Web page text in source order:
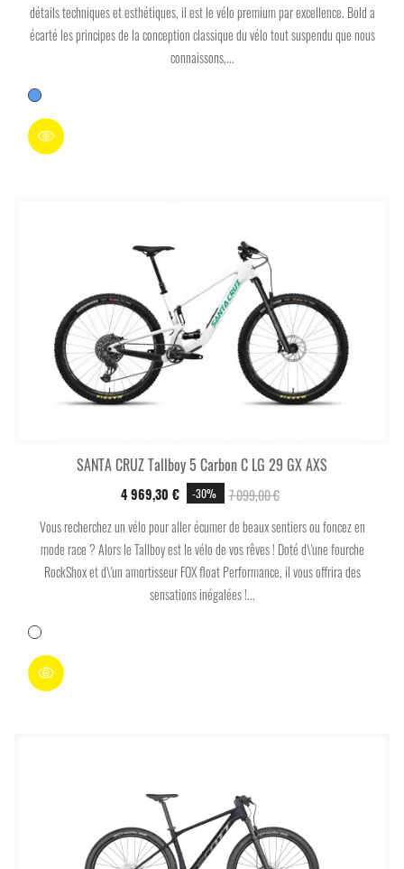
détails techniques et esthétiques, il est le vélo premium par excellence. Bold a
écarté les principes de la conception classique du vélo tout suspendu que nous
connaissons,...
Bleu
SANTA CRUZ Tallboy 5 Carbon C LG 29 GX AXS
4 969,30 € -30%
7 099,00 €
Vous recherchez un vélo pour aller écumer de beaux sentiers ou foncez en
mode race ? Alors le Tallboy est le vélo de vos rêves ! Doté d\'une fourche
RockShox et d\'un amortisseur FOX float Performance, il vous offrira des
sensations inégalées !...
Blanc